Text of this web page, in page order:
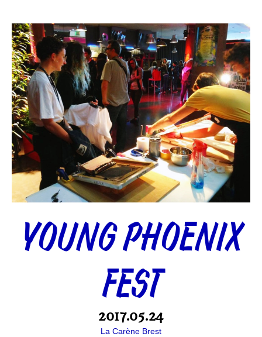
YOUNG PHOENIX
FEST
2017.05.24
La Carène Brest